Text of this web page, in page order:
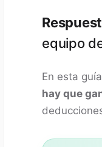
equipo
En esta
hay que